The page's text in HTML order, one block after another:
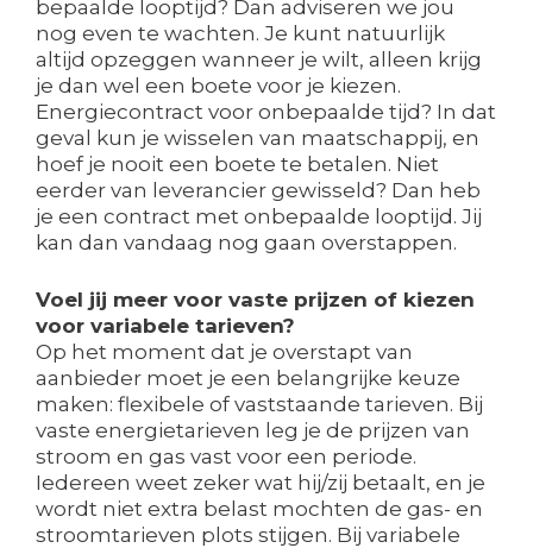
bepaalde looptijd? Dan adviseren we jou
nog even te wachten. Je kunt natuurlijk
altijd opzeggen wanneer je wilt, alleen krijg
je dan wel een boete voor je kiezen.
Energiecontract voor onbepaalde tijd? In dat
geval kun je wisselen van maatschappij, en
hoef je nooit een boete te betalen. Niet
eerder van leverancier gewisseld? Dan heb
je een contract met onbepaalde looptijd. Jij
kan dan vandaag nog gaan overstappen.
Voel jij meer voor vaste prijzen of kiezen
voor variabele tarieven?
Op het moment dat je overstapt van
aanbieder moet je een belangrijke keuze
maken: flexibele of vaststaande tarieven. Bij
vaste energietarieven leg je de prijzen van
stroom en gas vast voor een periode.
Iedereen weet zeker wat hij/zij betaalt, en je
wordt niet extra belast mochten de gas- en
stroomtarieven plots stijgen. Bij variabele